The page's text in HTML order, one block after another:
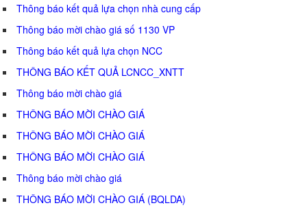
Thông báo kết quả lựa chọn nhà cung cấp
Thông báo mời chào giá số 1130 VP
Thông báo kết quả lựa chọn NCC
THÔNG BÁO KẾT QUẢ LCNCC_XNTT
Thông báo mời chào giá
THÔNG BÁO MỜI CHÀO GIÁ
THÔNG BÁO MỜI CHÀO GIÁ
THÔNG BÁO MỜI CHÀO GIÁ
Thông báo mời chào giá
THÔNG BÁO MỜI CHÀO GIÁ (BQLDA)